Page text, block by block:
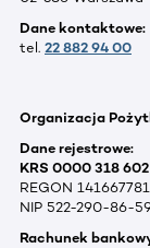
Dane kontaktowe:
tel. 22 882 94 00
Organizacja
Dane rejestrowe:
KRS 0000 318 602
REGON 141667781
NIP 522-290-86-
Rachunek